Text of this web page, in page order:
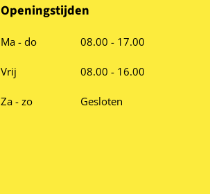
Openingstijden
Ma - do 08.00 - 17.00
Vrij 08.00 - 16.00
Za - zo Gesloten